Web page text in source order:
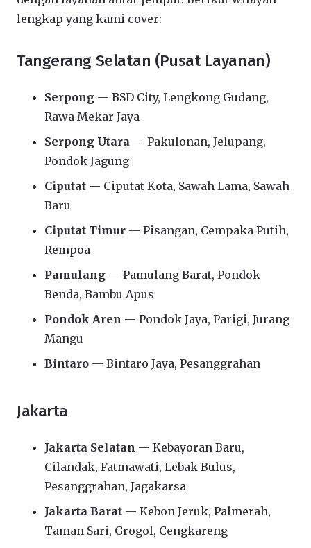
lengkap yang kami cover:
Tangerang Selatan (Pusat Layanan)
Serpong — BSD City, Lengkong Gudang,
Rawa Mekar Jaya
Serpong Utara — Pakulonan, Jelupang,
Pondok Jagung
Ciputat — Ciputat Kota, Sawah Lama, Sawah
Baru
Ciputat Timur — Pisangan, Cempaka Putih,
Rempoa
Pamulang — Pamulang Barat, Pondok
Benda, Bambu Apus
Pondok Aren — Pondok Jaya, Parigi, Jurang
Mangu
Bintaro — Bintaro Jaya, Pesanggrahan
Jakarta
Jakarta Selatan — Kebayoran Baru,
Cilandak, Fatmawati, Lebak Bulus,
Pesanggrahan, Jagakarsa
Jakarta Barat — Kebon Jeruk, Palmerah,
Taman Sari, Grogol, Cengkareng